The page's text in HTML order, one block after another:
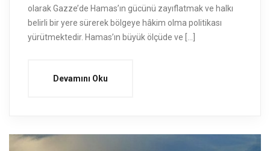
olarak Gazze’de Hamas’ın gücünü zayıflatmak ve halkı
belirli bir yere sürerek bölgeye hâkim olma politikası
yürütmektedir. Hamas’ın büyük ölçüde ve […]
Devamını Oku